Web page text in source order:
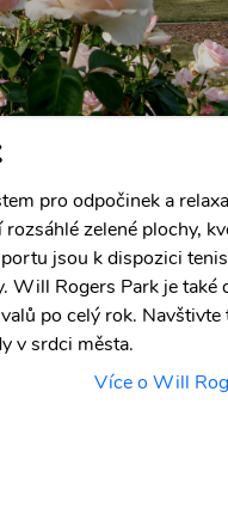
pro odpočinek a
zelené plochy,
jsou k dispozici
Will Rogers Park je také
po celý rok. Navštivte
v srdci města.
Více o Will